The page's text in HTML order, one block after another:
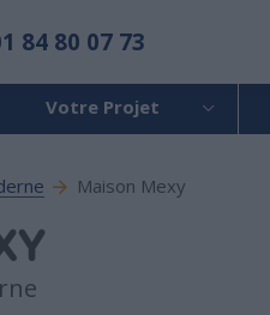
84 80 07 73
Votre Projet
Maison Mexy